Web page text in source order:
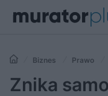
Biznes Prawo
Znika